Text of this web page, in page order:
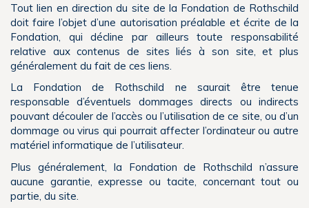
Tout lien en direction du site de la Fondation de Rothschild
doit faire l’objet d’une autorisation préalable et écrite de la
Fondation, qui décline par ailleurs toute responsabilité
relative aux contenus de sites liés à son site, et plus
généralement du fait de ces liens.
La Fondation de Rothschild ne saurait être tenue
responsable d’éventuels dommages directs ou indirects
pouvant découler de l’accès ou l’utilisation de ce site, ou d’un
dommage ou virus qui pourrait affecter l’ordinateur ou autre
matériel informatique de l’utilisateur.
Plus généralement, la Fondation de Rothschild n’assure
aucune garantie, expresse ou tacite, concernant tout ou
partie, du site.